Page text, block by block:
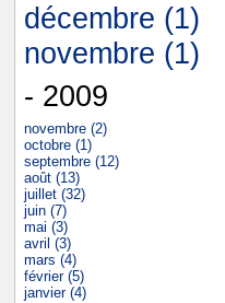
décembre (1)
novembre (1)
- 2009
novembre (2)
octobre (1)
septembre (12)
août (13)
juillet (32)
juin (7)
mai (3)
avril (3)
mars (4)
février (5)
janvier (4)